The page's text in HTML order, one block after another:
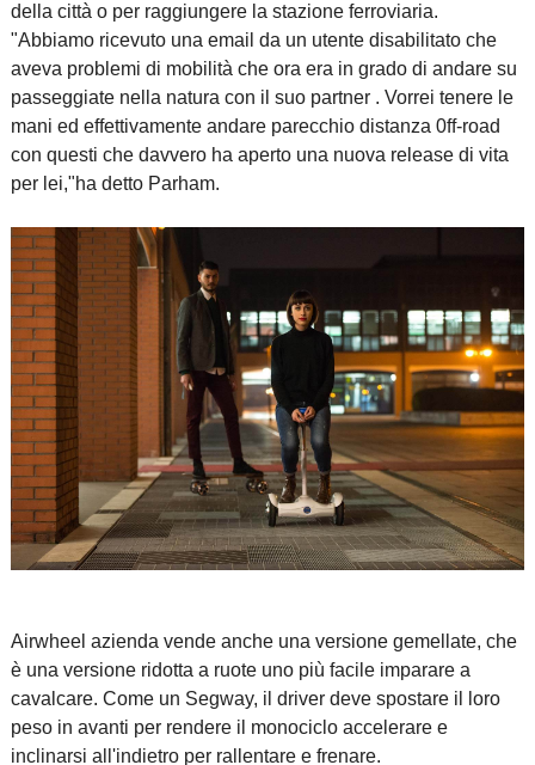
della città o per raggiungere la stazione ferroviaria.
"Abbiamo ricevuto una email da un utente disabilitato che
aveva problemi di mobilità che ora era in grado di andare su
passeggiate nella natura con il suo partner . Vorrei tenere le
mani ed effettivamente andare parecchio distanza 0ff-road
con questi che davvero ha aperto una nuova release di vita
per lei,"ha detto Parham.
Airwheel azienda vende anche una versione gemellate, che
è una versione ridotta a ruote uno più facile imparare a
cavalcare. Come un Segway, il driver deve spostare il loro
peso in avanti per rendere il monociclo accelerare e
inclinarsi all'indietro per rallentare e frenare.